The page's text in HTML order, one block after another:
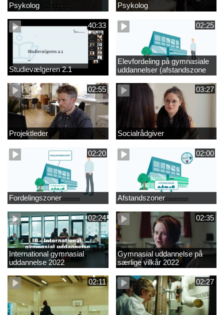
Psykolog Psykolog
40:33
Studievælgeren 2.1
02:25
Elevfordeling på gymnasiale
uddannelser (afstandszone
redigeret)
02:55
Projektleder
03:27
Socialrådgiver
02:20
Fordelingszoner
02:00
Afstandszoner
02:24
International gymnasial
uddannelse 2022
02:35
Gymnasial uddannelse på
særlige vilkår 2022
02:11 02:27